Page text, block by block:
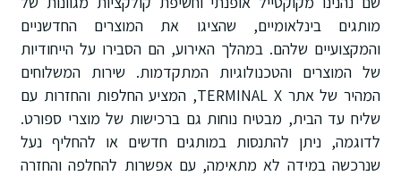
מותגים בינלאומיים, שהציגו את המוצרים החדשניים
והמקצועיים שלהם. במהלך האירוע, הם הסבירו על הייחודיות
של המוצרים והטכנולוגיות המתקדמות. שירות המשלוחים
המהיר של אתר TERMINAL X, המציע החלפות והחזרות עם
שליח עד הבית, מבטיח נוחות גם ברכישות של מוצרי ספורט.
לדוגמה, ניתן להתנסות במותגים חדשים או להחליף נעל
שנרכשה במידה לא מתאימה, עם אפשרות להחלפה והחזרה